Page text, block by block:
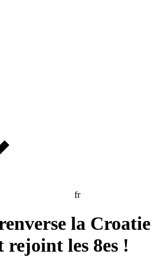
fr
la Croatie
rejoint les 8es !